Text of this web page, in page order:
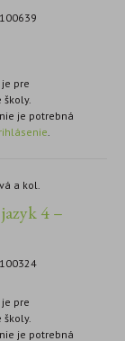
pre
je potrebná
a kol.
4 –
pre
školy.
je potrebná